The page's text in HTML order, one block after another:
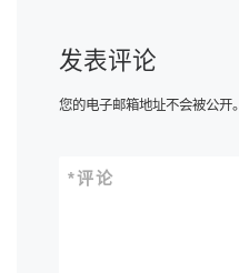
发表评论
您的电子邮箱地址不会被公开。
评论
*